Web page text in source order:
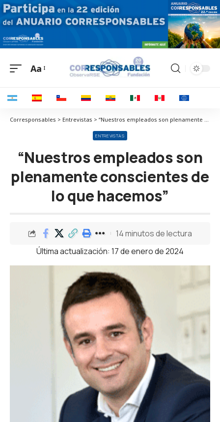
Aa
Corresponsables > Entrevistas > “Nuestros empleados son plenamente conscientes de lo que hacemos”
ENTREVISTAS
“Nuestros empleados son
plenamente conscientes de
lo que hacemos”
Última actualización: 17 de enero de 2024
14 minutos de lectura